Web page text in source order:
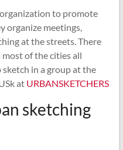
to promote
organize meetings,
at the streets. There
of the cities all
in a group at the
at URBANSKETCHERS
sketching